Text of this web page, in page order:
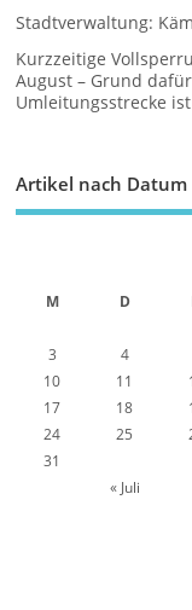
Stadtverwaltung:
Kurzzeitige
August – Grund
Umleitungsstrecke
Artikel nach Datum
M D
« Juli
3
4
10
11
17
18
24
25
31